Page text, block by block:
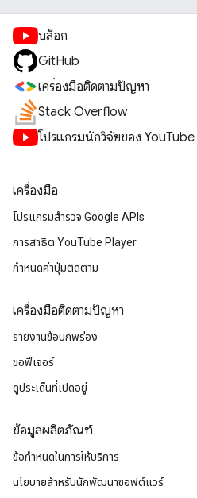
บล็อก
GitHub
เครื่องมือติดตามปัญหา
Stack Overflow
โปรแกรมนักวิจัยของ YouTube
เครื่องมือ
โปรแกรมสำรวจ Google APIs
การสาธิต YouTube Player
กำหนดค่าปุ่มติดตาม
เครื่องมือติดตามปัญหา
รายงานข้อบกพร่อง
ขอฟีเจอร์
ดูประเด็นที่เปิดอยู่
ข้อมูลผลิตภัณฑ์
ข้อกำหนดในการให้บริการ
นโยบายสำหรับนักพัฒนาซอฟต์แวร์